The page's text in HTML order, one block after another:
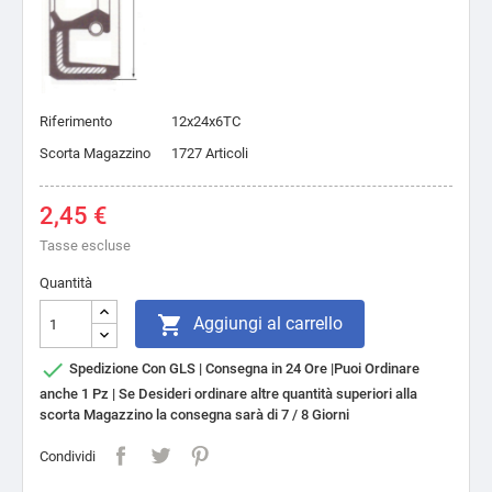
Riferimento
12x24x6TC
Scorta Magazzino
1727 Articoli
2,45 €
Tasse escluse
Quantità
 Aggiungi al carrello
 Spedizione Con GLS | Consegna in 24 Ore |Puoi Ordinare
anche 1 Pz | Se Desideri ordinare altre quantità superiori alla
scorta Magazzino la consegna sarà di 7 / 8 Giorni
Condividi